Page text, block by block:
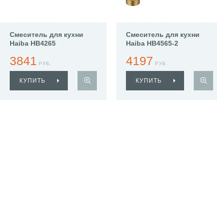
Смеситель для кухни
Haiba HB4265
3841 РУБ.
КУПИТЬ
Смеситель для кухни
Haiba HB4565-2
4197 РУБ.
КУПИТЬ